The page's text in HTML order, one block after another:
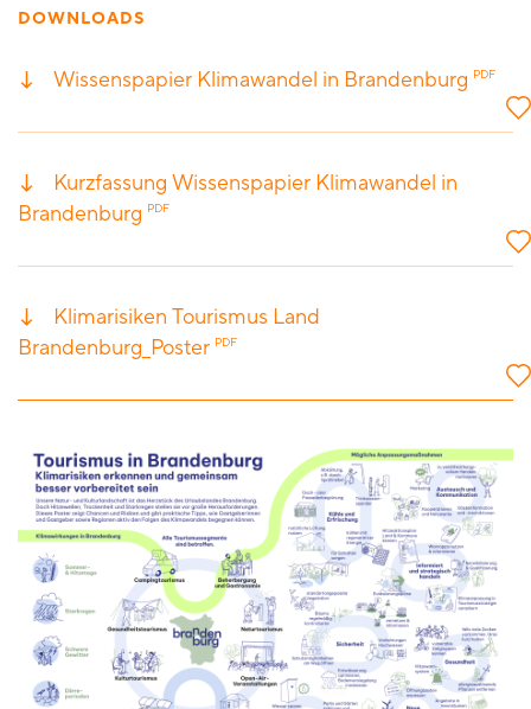
DOWNLOADS
Wissenspapier Klimawandel in Brandenburg PDF
Kurzfassung Wissenspapier Klimawandel in
Brandenburg PDF
Klimarisiken Tourismus Land
Brandenburg_Poster PDF